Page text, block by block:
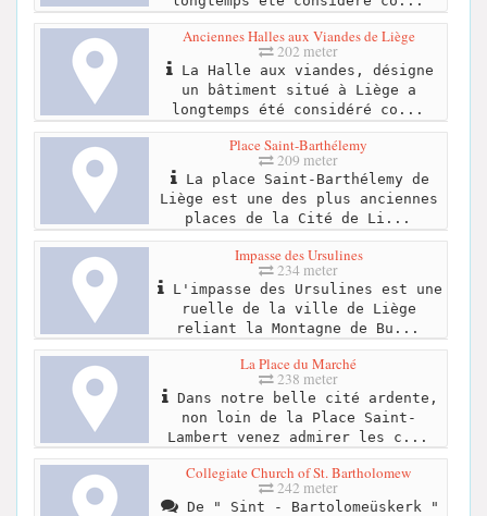
Anciennes Halles aux Viandes de Liège
202 meter
La Halle aux viandes, désigne
un bâtiment situé à Liège a
longtemps été considéré co...
Place Saint-Barthélemy
209 meter
La place Saint-Barthélemy de
Liège est une des plus anciennes
places de la Cité de Li...
Impasse des Ursulines
234 meter
L'impasse des Ursulines est une
ruelle de la ville de Liège
reliant la Montagne de Bu...
La Place du Marché
238 meter
Dans notre belle cité ardente,
non loin de la Place Saint-
Lambert venez admirer les c...
Collegiate Church of St. Bartholomew
242 meter
De " Sint - Bartolomeüskerk "